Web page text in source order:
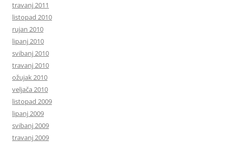
travanj 2011
listopad 2010
rujan 2010
lipanj 2010
svibanj 2010
travanj 2010
ožujak 2010
veljača 2010
listopad 2009
lipanj 2009
svibanj 2009
travanj 2009